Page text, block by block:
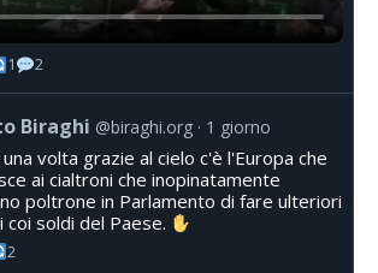
1 2
Biraghi @biraghi.org 1 giorno
volta grazie al cielo c'è l'Europa che
ai cialtroni che inopinatamente
poltrone in Parlamento di fare ulteriori
coi soldi del Paese.
2